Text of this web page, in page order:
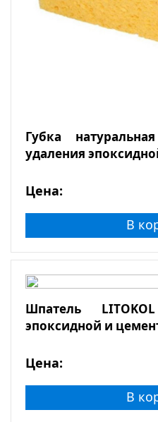
Губка
удаления
Цена:
В
Шпатель
эпоксидной и
Цена:
В